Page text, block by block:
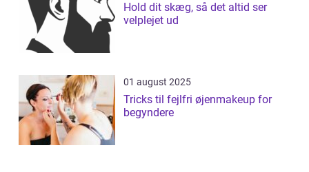
Hold dit skæg, så det altid ser
velplejet ud
01 august 2025
Tricks til fejlfri øjenmakeup for
begyndere